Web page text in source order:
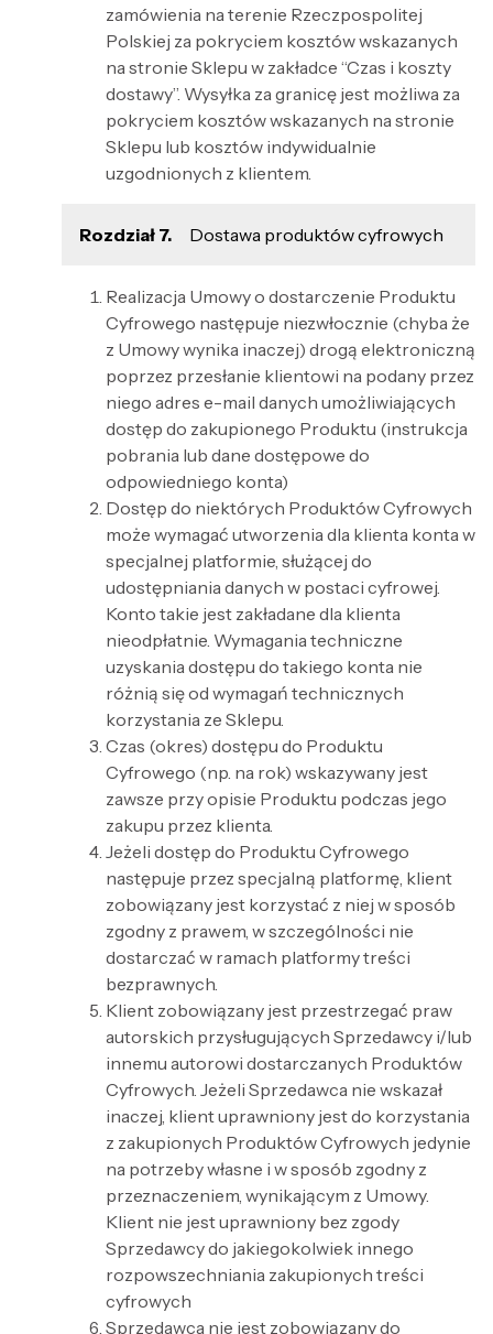
zamówienia na terenie Rzeczpospolitej
Polskiej za pokryciem kosztów wskazanych
na stronie Sklepu w zakładce “Czas i koszty
dostawy”. Wysyłka za granicę jest możliwa za
pokryciem kosztów wskazanych na stronie
Sklepu lub kosztów indywidualnie
uzgodnionych z klientem.
Rozdział 7. Dostawa produktów cyfrowych
Realizacja Umowy o dostarczenie Produktu
Cyfrowego następuje niezwłocznie (chyba że
z Umowy wynika inaczej) drogą elektroniczną
poprzez przesłanie klientowi na podany przez
niego adres e-mail danych umożliwiających
dostęp do zakupionego Produktu (instrukcja
pobrania lub dane dostępowe do
odpowiedniego konta)
Dostęp do niektórych Produktów Cyfrowych
może wymagać utworzenia dla klienta konta w
specjalnej platformie, służącej do
udostępniania danych w postaci cyfrowej.
Konto takie jest zakładane dla klienta
nieodpłatnie. Wymagania techniczne
uzyskania dostępu do takiego konta nie
różnią się od wymagań technicznych
korzystania ze Sklepu.
Czas (okres) dostępu do Produktu
Cyfrowego (np. na rok) wskazywany jest
zawsze przy opisie Produktu podczas jego
zakupu przez klienta.
Jeżeli dostęp do Produktu Cyfrowego
następuje przez specjalną platformę, klient
zobowiązany jest korzystać z niej w sposób
zgodny z prawem, w szczególności nie
dostarczać w ramach platformy treści
bezprawnych.
Klient zobowiązany jest przestrzegać praw
autorskich przysługujących Sprzedawcy i/lub
innemu autorowi dostarczanych Produktów
Cyfrowych. Jeżeli Sprzedawca nie wskazał
inaczej, klient uprawniony jest do korzystania
z zakupionych Produktów Cyfrowych jedynie
na potrzeby własne i w sposób zgodny z
przeznaczeniem, wynikającym z Umowy.
Klient nie jest uprawniony bez zgody
Sprzedawcy do jakiegokolwiek innego
rozpowszechniania zakupionych treści
cyfrowych
Sprzedawca nie jest zobowiązany do